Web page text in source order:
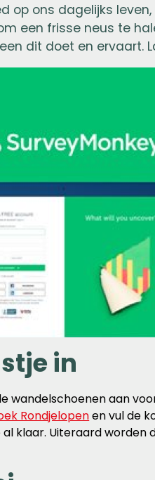
op ons dagelijks
een frisse neus te
dit doet en ervaart.
in
wandelschoenen aan
Rondjelopenen vul de
klaar. Uiteraard